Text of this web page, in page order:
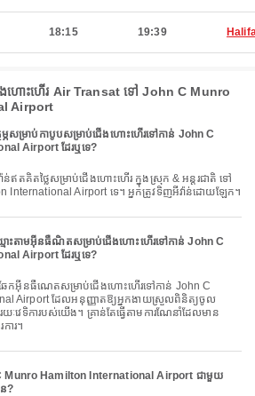
18:15 19:39
ោះហើរ Air Transat ទៅ John C Munro
Airport
ភសម្រាប់កាបូបសម្រាប់ជើងហោះហើរទៅកាន់ John C
Airport ដែរឬទេ?
International Airport ទេ។ អ្នកត្រូវទិញអីវ៉ាន់ដោយឡែក។
ោះតាមអ៊ីនធឺណិតសម្រាប់ជើងហោះហើរទៅកាន់ John C
Airport ដែរឬទេ?
Airport ដែលអនុញ្ញាតឱ្យអ្នកងាយស្រួលពិនិត្យចូល
ៈវេទិការបស់យើង។ គ្រាន់តែធ្វើតាមការណែនាំដែលមាន
ារ។
Munro Hamilton International Airport ជាមួយ
?